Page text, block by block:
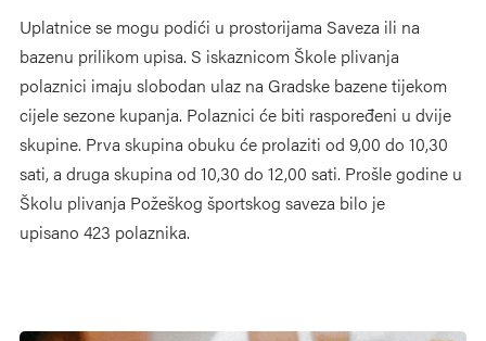
Uplatnice se mogu podići u prostorijama Saveza ili na
bazenu prilikom upisa. S iskaznicom Škole plivanja
polaznici imaju slobodan ulaz na Gradske bazene tijekom
cijele sezone kupanja. Polaznici će biti raspoređeni u dvije
skupine. Prva skupina obuku će prolaziti od 9,00 do 10,30
sati, a druga skupina od 10,30 do 12,00 sati. Prošle godine u
Školu plivanja Požeškog športskog saveza bilo je
upisano 423 polaznika.